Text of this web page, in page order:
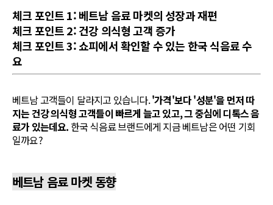
체크 포인트 1: 베트남 음료 마켓의 성장과 재편
체크 포인트 2: 건강 의식형 고객 증가
체크 포인트 3: 쇼피에서 확인할 수 있는 한국 식음료 수
요
베트남 고객들이 달라지고 있습니다.'가격'보다 '성분'을 먼저 따
지는 건강 의식형 고객들이 빠르게 늘고 있고, 그 중심에 디톡스 음
료가 있는데요. 한국 식음료 브랜드에게 지금 베트남은 어떤 기회
일까요?
베트남 음료 마켓 동향